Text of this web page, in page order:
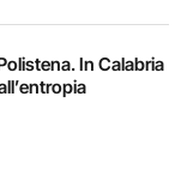
In Calabria